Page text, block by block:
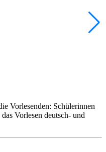
Vorlesenden: Schülerinnen
Vorlesen deutsch- und